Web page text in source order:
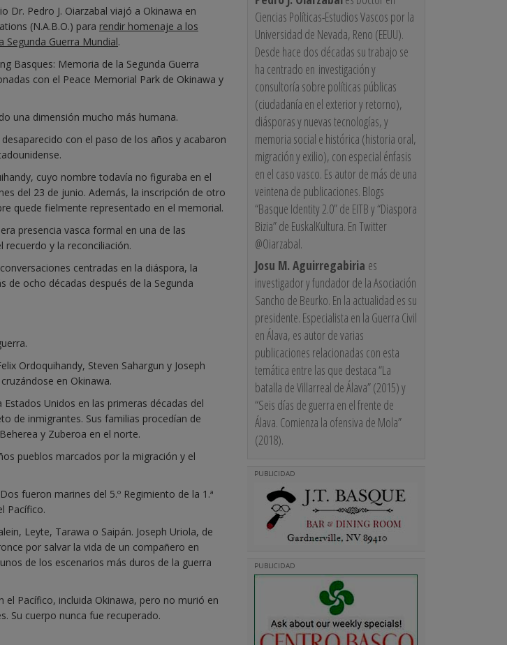
Dr. Pedro J. Oiarzabal viajó a Okinawa en
(N.A.B.O.) para rendir homenaje a los
Guerra Mundial.
Basques: Memoria de la Segunda Guerra
con el Peace Memorial Park de Okinawa y
una dimensión mucho más humana.
con el paso de los años y acabaron
cuyo nombre todavía no figuraba en el
del 23 de junio. Además, la inscripción de otro
quede fielmente representado en el memorial.
presencia vasca formal en una de las
y la reconciliación.
centradas en la diáspora, la
ocho décadas después de la Segunda
Ordoquihandy, Steven Sahargun y Joseph
en Okinawa.
Unidos en las primeras décadas del
de inmigrantes. Sus familias procedían de
y Zuberoa en el norte.
pueblos marcados por la migración y el
fueron marines del 5.º Regimiento de la 1.ª
Pacífico.
Leyte, Tarawa o Saipán. Joseph Uriola, de
por salvar la vida de un compañero en
de los escenarios más duros de la guerra
el Pacífico, incluida Okinawa, pero no murió en
Su cuerpo nunca fue recuperado.
Ciencias Políticas-Estudios Vascos por la
Universidad de Nevada, Reno (EEUU).
Desde hace dos décadas su trabajo se
ha centrado en investigación y
consultoría sobre políticas públicas
(ciudadanía en el exterior y retorno),
diásporas y nuevas tecnologías, y
memoria social e histórica (historia oral,
migración y exilio), con especial énfasis
en el caso vasco. Es autor de más de una
veintena de publicaciones. Blogs
“Basque Identity 2.0” de EITB y “Diaspora
Bizia” de EuskalKultura. En Twitter
@Oiarzabal.
Josu M. Aguirregabiria es
investigador y fundador de la Asociación
Sancho de Beurko. En la actualidad es su
presidente. Especialista en la Guerra Civil
en Álava, es autor de varias
publicaciones relacionadas con esta
temática entre las que destaca “La
batalla de Villarreal de Álava” (2015) y
“Seis días de guerra en el frente de
Álava. Comienza la ofensiva de Mola”
(2018).
PUBLICIDAD
PUBLICIDAD